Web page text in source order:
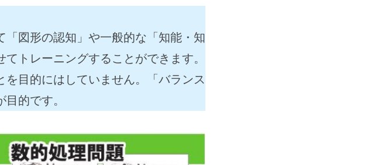
「図形の認知」や一般的な「知能・知
トレーニングすることができます。
目的にはしていません。「バランス
的です。